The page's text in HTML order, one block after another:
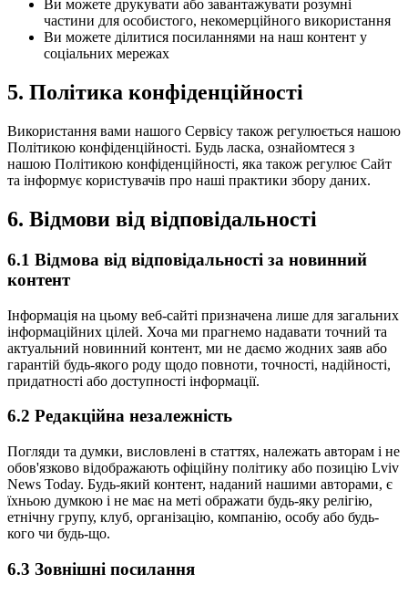
Ви можете друкувати або завантажувати розумні
частини для особистого, некомерційного використання
Ви можете ділитися посиланнями на наш контент у
соціальних мережах
5. Політика конфіденційності
Використання вами нашого Сервісу також регулюється нашою
Політикою конфіденційності. Будь ласка, ознайомтеся з
нашою Політикою конфіденційності, яка також регулює Сайт
та інформує користувачів про наші практики збору даних.
6. Відмови від відповідальності
6.1 Відмова від відповідальності за новинний
контент
Інформація на цьому веб-сайті призначена лише для загальних
інформаційних цілей. Хоча ми прагнемо надавати точний та
актуальний новинний контент, ми не даємо жодних заяв або
гарантій будь-якого роду щодо повноти, точності, надійності,
придатності або доступності інформації.
6.2 Редакційна незалежність
Погляди та думки, висловлені в статтях, належать авторам і не
обов'язково відображають офіційну політику або позицію Lviv
News Today. Будь-який контент, наданий нашими авторами, є
їхньою думкою і не має на меті ображати будь-яку релігію,
етнічну групу, клуб, організацію, компанію, особу або будь-
кого чи будь-що.
6.3 Зовнішні посилання